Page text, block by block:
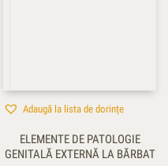
Adaugă la lista de dorințe
ELEMENTE DE PATOLOGIE
GENITALĂ EXTERNĂ LA BĂRBAT